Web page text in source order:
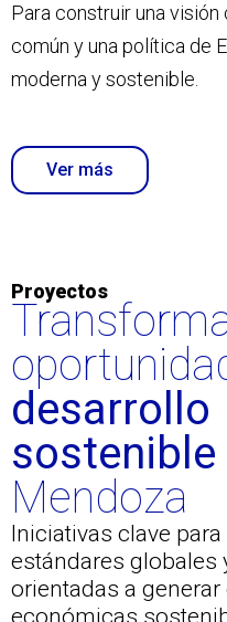
Para construir una
común y una política de
moderna y sostenible.
Ver más
Proyectos
desarrollo
sostenible
Mendoza
Iniciativas clave
estándares globales
orientadas a
económicas